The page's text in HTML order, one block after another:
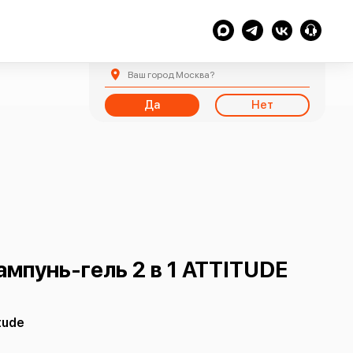
Ваш город Москва?
Да Нет
гель 2 в 1 ATTITUDE